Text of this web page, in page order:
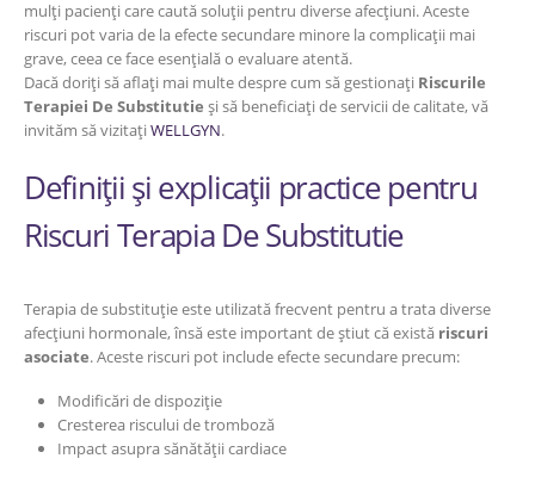
mulți pacienți care caută soluții pentru diverse afecțiuni. Aceste
riscuri pot varia de la efecte secundare minore la complicații mai
grave, ceea ce face esențială o evaluare atentă.
Dacă doriți să aflați mai multe despre cum să gestionați Riscurile
Terapiei De Substitutie și să beneficiați de servicii de calitate, vă
invităm să vizitațiWELLGYN.
Definiții și explicații practice pentru
Riscuri Terapia De Substitutie
Terapia de substituție este utilizată frecvent pentru a trata diverse
afecțiuni hormonale, însă este important de știut că există riscuri
asociate. Aceste riscuri pot include efecte secundare precum:
Modificări de dispoziție
Cresterea riscului de tromboză
Impact asupra sănătății cardiace